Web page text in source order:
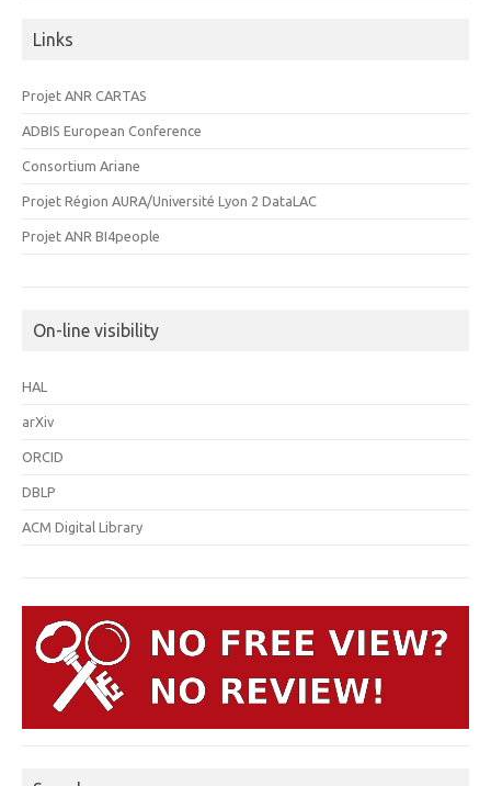
Links
Projet ANR CARTAS
ADBIS European Conference
Consortium Ariane
Projet Région AURA/Université Lyon 2 DataLAC
Projet ANR BI4people
On-line visibility
HAL
arXiv
ORCID
DBLP
ACM Digital Library